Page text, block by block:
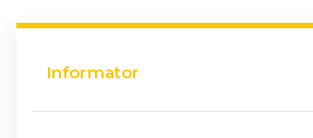
Informator